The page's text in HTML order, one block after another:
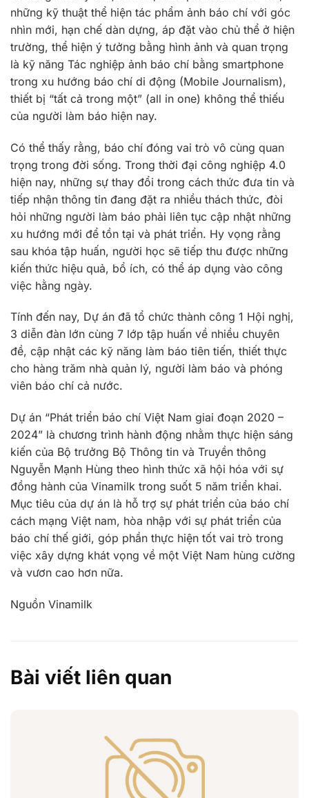
những kỹ thuật thể hiện tác phẩm ảnh báo chí với góc
nhìn mới, hạn chế dàn dựng, áp đặt vào chủ thể ở hiện
trường, thể hiện ý tưởng bằng hình ảnh và quan trọng
là kỹ năng Tác nghiệp ảnh báo chí bằng smartphone
trong xu hướng báo chí di động (Mobile Journalism),
thiết bị “tất cả trong một” (all in one) không thể thiếu
của người làm báo hiện nay.
Có thể thấy rằng, báo chí đóng vai trò vô cùng quan
trọng trong đời sống. Trong thời đại công nghiệp 4.0
hiện nay, những sự thay đổi trong cách thức đưa tin và
tiếp nhận thông tin đang đặt ra nhiều thách thức, đòi
hỏi những người làm báo phải liên tục cập nhật những
xu hướng mới để tồn tại và phát triển. Hy vọng rằng
sau khóa tập huấn, người học sẽ tiếp thu được những
kiến thức hiệu quả, bổ ích, có thể áp dụng vào công
việc hằng ngày.
Tính đến nay, Dự án đã tổ chức thành công 1 Hội nghị,
3 diễn đàn lớn cùng 7 lớp tập huấn về nhiều chuyên
đề, cập nhật các kỹ năng làm báo tiên tiến, thiết thực
cho hàng trăm nhà quản lý, người làm báo và phóng
viên báo chí cả nước.
Dự án “Phát triển báo chí Việt Nam giai đoạn 2020 –
2024” là chương trình hành động nhằm thực hiện sáng
kiến của Bộ trưởng Bộ Thông tin và Truyền thông
Nguyễn Mạnh Hùng theo hình thức xã hội hóa với sự
đồng hành của Vinamilk trong suốt 5 năm triển khai.
Mục tiêu của dự án là hỗ trợ sự phát triển của báo chí
cách mạng Việt nam, hòa nhập với sự phát triển của
báo chí thế giới, góp phần thực hiện tốt vai trò trong
việc xây dựng khát vọng về một Việt Nam hùng cường
và vươn cao hơn nữa.
Nguồn Vinamilk
Bài viết liên quan